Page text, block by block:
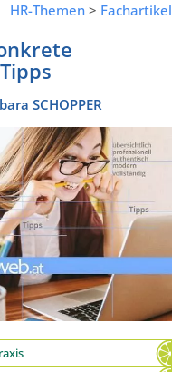
HR-Themen > Fachartikel
SCHOPPER